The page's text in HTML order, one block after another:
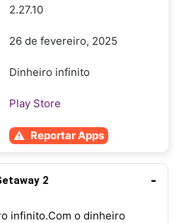
2.27.10
26 de fevereiro, 2025
Dinheiro infinito
Play Store
Reportar Apps
2
infinito.Com o dinheiro